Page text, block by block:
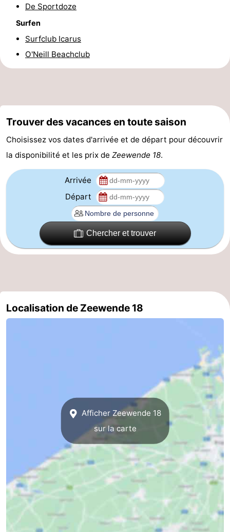
Forum
Route
littoral
Médicales
Région
Zeeuws-
Nieuwvliet
Sluis
-
Het
Occidentale
-
Zwin
Heist
Blankenberge
-
Wenduine
De Sportdoze
Surfen
Surfclub Icarus
O'Neill Beachclub
Trouver des vacances en toute saison
Choisissez vos dates d'arrivée et de départ pour découvrir
la disponibilité et les prix de Zeewende 18.
Arrivée
Départ
Chercher et trouver
Localisation de Zeewende 18
Afficher Zeewende 18
sur la carte